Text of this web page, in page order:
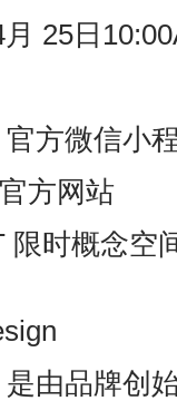
25日
方微信小
方网站
限时概念空
由品牌创